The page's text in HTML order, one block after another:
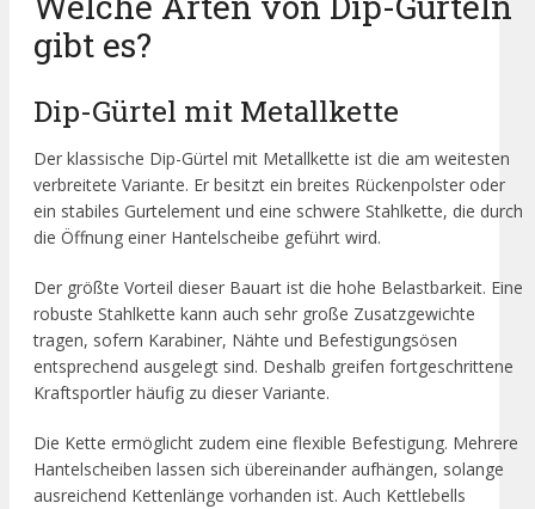
gibt es?
Dip-Gürtel mit Metallkette
Der klassische Dip-Gürtel mit Metallkette ist die am weitesten
verbreitete Variante. Er besitzt ein breites Rückenpolster oder
ein stabiles Gurtelement und eine schwere Stahlkette, die durch
die Öffnung einer Hantelscheibe geführt wird.
Der größte Vorteil dieser Bauart ist die hohe Belastbarkeit. Eine
robuste Stahlkette kann auch sehr große Zusatzgewichte
tragen, sofern Karabiner, Nähte und Befestigungsösen
entsprechend ausgelegt sind. Deshalb greifen fortgeschrittene
Kraftsportler häufig zu dieser Variante.
Die Kette ermöglicht zudem eine flexible Befestigung. Mehrere
Hantelscheiben lassen sich übereinander aufhängen, solange
ausreichend Kettenlänge vorhanden ist. Auch Kettlebells